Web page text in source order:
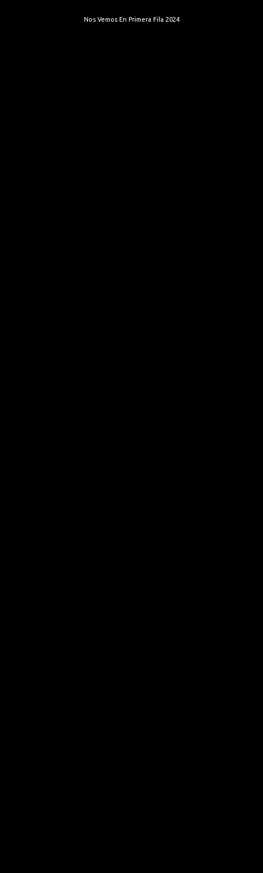
Nos Vemos En Primera Fila 2024